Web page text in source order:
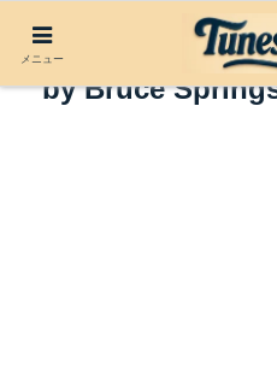
アルバムレビュ
by Bruce
メニュー